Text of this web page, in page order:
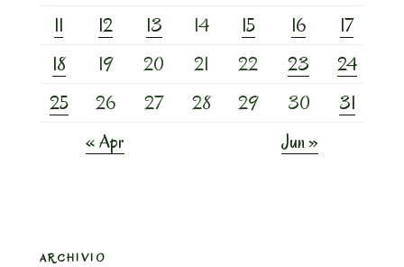
11
12 13 14 15 16
17
18
19 20 21 22 23
24
25
26 27 28 29 30
31
« Apr
Jun »
ARCHIVIO